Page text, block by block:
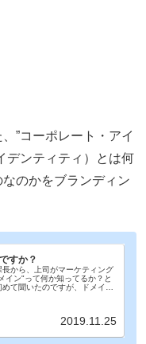
”コーポレート・アイ
デンティティ）とは何
のかをブランディン
すか？
から、上司がマーケティング
イン"って何か知ってるか？と
て聞いたのですが、ドメイン
2019.11.25